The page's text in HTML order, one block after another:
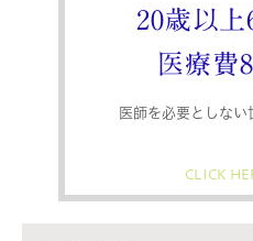
20歳以上
医療費
医師を必要としない
CLICK